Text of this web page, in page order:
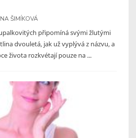
ŠIMÍKOVÁ
připomíná svými žlutými
dvouletá, jak už vyplývá z názvu, a
života rozkvétají pouze na ...